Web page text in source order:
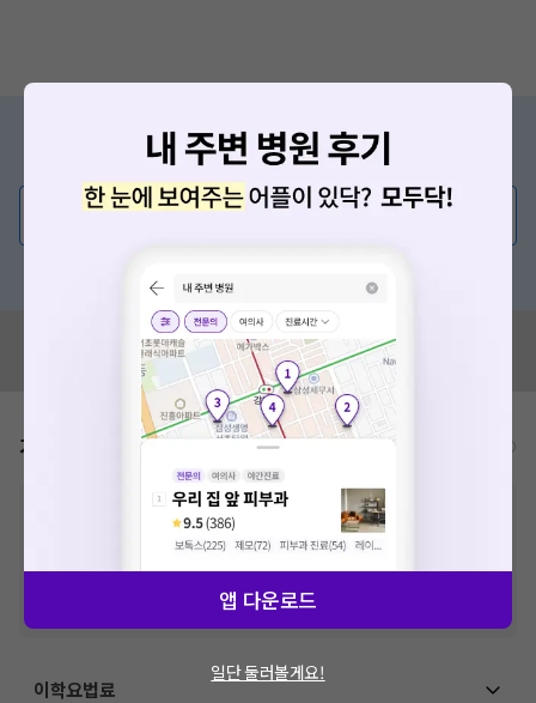
증상/치료, 궁금한 점이 있나요?
의사가 직접 답해드려요!
💬 무엇이든 물어보세요
혹시 잘못된 병원정보가 있나요?
모두닥 팀에 알려주세요!
가격표 비급여/급여 진료란?
비급여 항목의 경우,추가비용 등으로 실제 가격과 상이할 수 있으니, 정확
한 가격은 해당 의료기관에 직접 문의해주세요.
건강보험심사평가원에 고지되어 있는 급여 진료 기준 가
격입니다. (진료와 연관된 복합적인 비용이 추가되어, 병원마다 금액이 다르게
산정될 수 있는 점 참고 바랍니다.)
VAT 포함
이학요법료
앱 다운로드
일단 둘러볼게요!